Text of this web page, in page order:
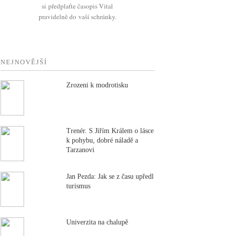
si předplaťte časopis Vital
pravidelně do vaší schránky.
NEJNOVĚJŠÍ
Zrozeni k modrotisku
Trenér. S Jiřím Králem o lásce
k pohybu, dobré náladě a
Tarzanovi
Jan Pezda: Jak se z času upředl
turismus
Univerzita na chalupě